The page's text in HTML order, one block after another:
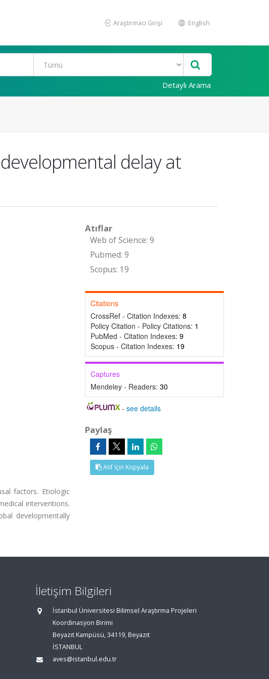
Araştırmacı Girişi English
Detaylı Arama
delay at
factors. Etiologic
interventions.
developmentally
Atıflar
Web of Science: 9
Pubmed: 9
Scopus: 19
Citations
CrossRef - Citation Indexes: 8
Policy Citation - Policy Citations: 1
PubMed - Citation Indexes: 9
Scopus - Citation Indexes: 19
Captures
Mendeley - Readers: 30
-see details
Paylaş
Atıf İçin Kopyala
İletişim Bilgileri
İstanbul Üniversitesi Bilimsel Araştırma Projeleri
Koordinasyon Birimi
Beyazıt Kampüsü, 34119, Beyazıt
İSTANBUL
aves@istanbul.edu.tr